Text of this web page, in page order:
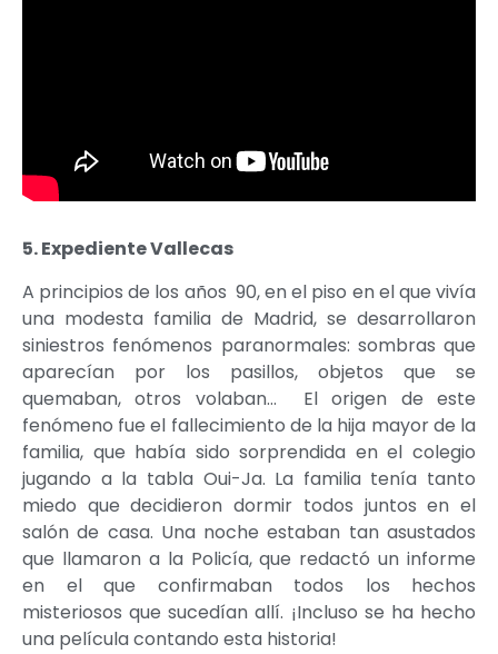
5. Expediente Vallecas
A principios de los años 90, en el piso en el que vivía
una modesta familia de Madrid, se desarrollaron
siniestros fenómenos paranormales: sombras que
aparecían por los pasillos, objetos que se
quemaban, otros volaban… El origen de este
fenómeno fue el fallecimiento de la hija mayor de la
familia, que había sido sorprendida en el colegio
jugando a la tabla Oui-Ja. La familia tenía tanto
miedo que decidieron dormir todos juntos en el
salón de casa. Una noche estaban tan asustados
que llamaron a la Policía, que redactó un informe
en el que confirmaban todos los hechos
misteriosos que sucedían allí. ¡Incluso se ha hecho
una película contando esta historia!